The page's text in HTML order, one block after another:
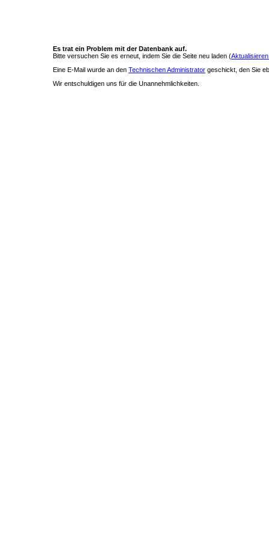
Es trat ein Problem mit der Datenbank auf.
Bitte versuchen Sie es erneut, indem Sie die Seite neu laden (
Eine E-Mail wurde an den Technischen Administrator geschickt, den Sie
Wir entschuldigen uns für die Unannehmlichkeiten.